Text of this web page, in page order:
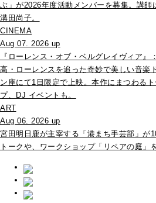
ぶ」が2026年度活動メンバーを募集。講師
溝田尚子。
CINEMA
Aug 07. 2026 up
『ローレンス・オブ・ベルグレイヴィア
高・ローレンスを追った奇妙で美しい音楽
ン座にて1日限定で上映。本作にまつわる
プ、DJ イベントも。
ART
Aug 06. 2026 up
宮田明日鹿が主宰する「港まち手芸部」が
トークや、ワークショップ「リペアの庭」